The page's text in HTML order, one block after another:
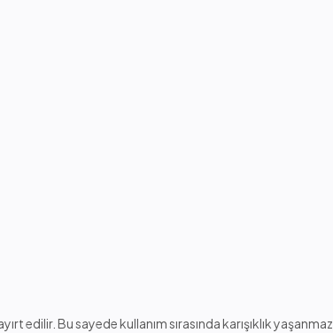
edilir. Bu sayede kullanım sırasında karışıklık yaşanmaz.